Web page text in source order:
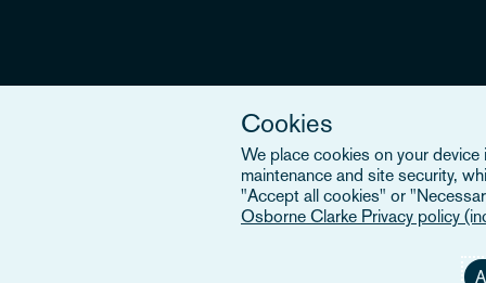
Cookies
We place cookies on your
maintenance and site security,
"Accept all cookies" or
Osborne Clarke Privacy policy